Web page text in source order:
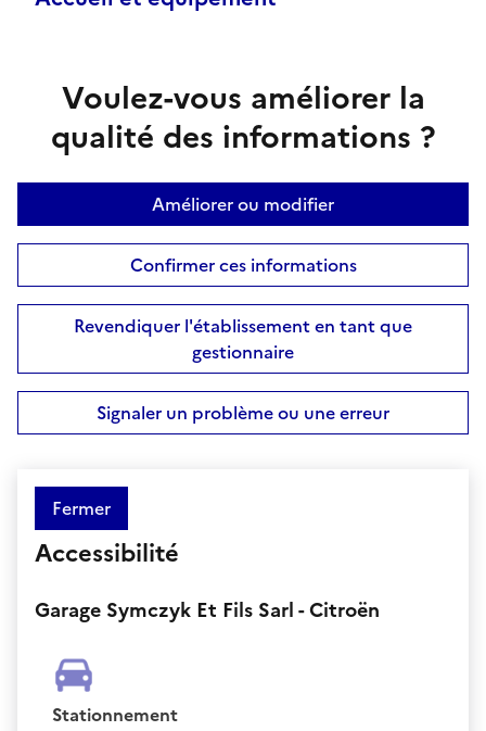
Voulez-vous améliorer la
qualité des informations ?
Améliorer ou modifier
Confirmer ces informations
Revendiquer l'établissement en tant que
gestionnaire
Signaler un problème ou une erreur
Fermer
Accessibilité
Garage Symczyk Et Fils Sarl - Citroën
Stationnement